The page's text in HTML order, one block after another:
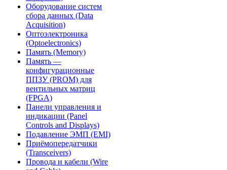
Оборудование систем
сбора данных (Data
Acquisition)
Оптоэлектроника
(Optoelectronics)
Память (Memory)
Память —
конфигурационные
ППЗУ (PROM) для
вентильных матриц
(FPGA)
Панели управления и
индикации (Panel
Controls and Displays)
Подавление ЭМП (EMI)
Приёмопередатчики
(Transceivers)
Провода и кабели (Wire